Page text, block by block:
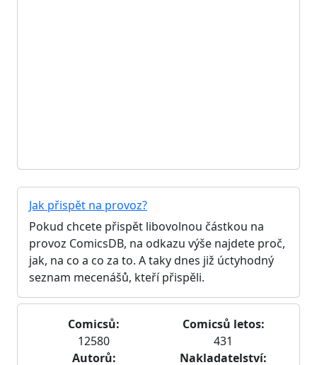
Jak přispět na provoz?
Pokud chcete přispět libovolnou částkou na
provoz ComicsDB, na odkazu výše najdete proč,
jak, na co a co za to. A taky dnes již úctyhodný
seznam mecenášů, kteří přispěli.
Comicsů:
12580
Comicsů letos:
431
Autorů:
Nakladatelství: